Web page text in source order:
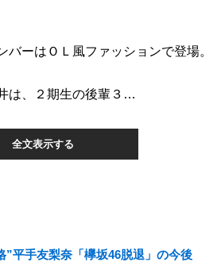
ーはＯＬ風ファッションで登場。
は、２期生の後輩３…
全文表示する
平手友梨奈「欅坂46脱退」の今後